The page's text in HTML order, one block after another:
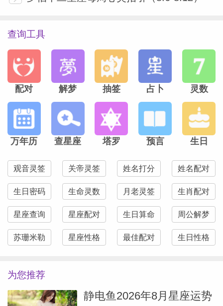
术。他们极度理性，不轻易动心，但一旦对
你有好感，便会用近乎“强迫症”般的细致来
表达关心。如果你发现一个处女开始指出你
PPT里的错别字、帮你整理混乱的桌面、或
他正用“纠正你”的方式，悄悄守护你。
处女座的暧昧信号，藏在“服务型付出”中。
比如，他默默记下你常用的软件版本，下次
开会前提醒你更新；你抱怨通勤太累，他立
刻整理了一份高效路线图发你；你感冒时他
不会说“多喝热水”，而是列出一份饮食清
单，标注“哪些能吃，哪些忌口”。这些举动
看似琐碎，却是处女座最真诚的在意——他
里。
查询工具
配对 解梦 抽签 占卜 灵数
万年历 查星座 塔罗 预言 生日
观音灵签 关帝灵签 姓名打分 姓名配对
生日密码 生命灵数 月老灵签 生肖配对
星座查询 星座配对 生日算命 周公解梦
苏珊米勒 星座性格 最佳配对 生日性格
为您推荐
静电鱼2026年8月星座运势